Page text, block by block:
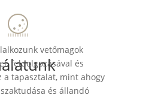
vetőmagok
feldolgozásával és
a tapasztalat, mint ahogy
és állandó